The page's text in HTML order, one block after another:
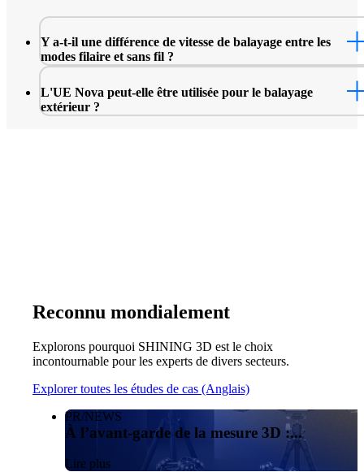
dépend des performances de votre PC. Pour s'adapter à des
plus grandes, plusieurs projets peuvent être configurés et
étendant ainsi la capacité de numérisation.
Y a-t-il une différence de vitesse de balayage entre les
modes filaire et sans fil ?
L'UE Nova peut-elle être utilisée pour le balayage
extérieur ?
Reconnu mondialement
Explorons pourquoi SHINING 3D est le choix
incontournable pour les experts de divers secteurs.
Explorer toutes les études de cas (Anglais)
PR/NEWS
À l’avant-garde de la mesure 3D :...
Lire plus